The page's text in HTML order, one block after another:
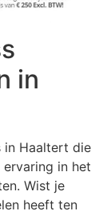
in
in Haaltert die
ervaring in het
Wist je
heeft ten